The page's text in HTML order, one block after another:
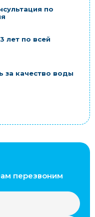
по
лет по всей
за качество воды
перезвоним